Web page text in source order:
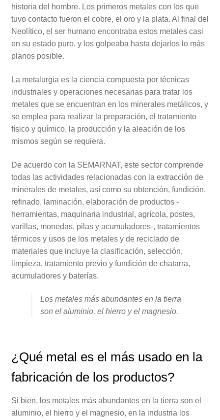
historia del hombre. Los primeros metales con los que
tuvo contacto fueron el cobre, el oro y la plata. Al final del
Neolítico, el ser humano encontraba estos metales casi
en su estado puro, y los golpeaba hasta dejarlos lo más
planos posible.
La metalurgia es la ciencia compuesta por técnicas
industriales y operaciones necesarias para tratar los
metales que se encuentran en los minerales metálicos, y
se emplea para realizar la preparación, el tratamiento
físico y químico, la producción y la aleación de los
mismos según se requiera.
De acuerdo con la SEMARNAT, este sector comprende
todas las actividades relacionadas con la extracción de
minerales de metales, así como su obtención, fundición,
refinado, laminación, elaboración de productos -
herramientas, maquinaria industrial, agrícola, postes,
varillas, monedas, pilas y acumuladores-, tratamientos
térmicos y usos de los metales y de reciclado de
materiales que incluye la clasificación, selección,
limpieza, tratamiento previo y fundición de chatarra,
acumuladores y baterías.
Los metales más abundantes en la tierra
son el aluminio, el hierro y el magnesio.
¿Qué metal es el más usado en la
fabricación de los productos?
Si bien, los metales más abundantes en la tierra son el
aluminio, el hierro y el magnesio, en la industria los